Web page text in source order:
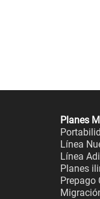
Planes
Línea
Línea
Planes
Prepago